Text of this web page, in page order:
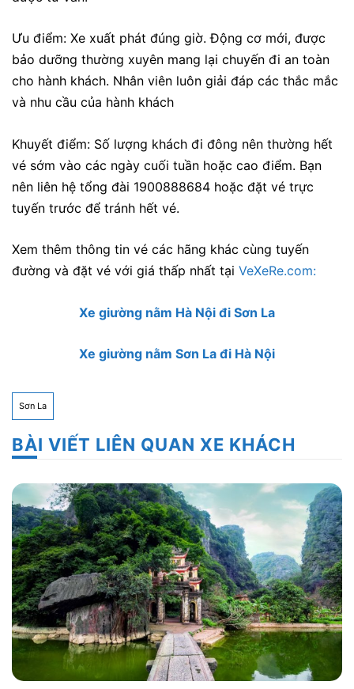
Ưu điểm: Xe xuất phát đúng giờ. Động cơ mới, được
bảo dưỡng thường xuyên mang lại chuyến đi an toàn
cho hành khách. Nhân viên luôn giải đáp các thắc mắc
và nhu cầu của hành khách
Khuyết điểm: Số lượng khách đi đông nên thường hết
vé sớm vào các ngày cuối tuần hoặc cao điểm. Bạn
nên liên hệ tổng đài 1900888684 hoặc đặt vé trực
tuyến trước để tránh hết vé.
Xem thêm thông tin vé các hãng khác cùng tuyến
đường và đặt vé với giá thấp nhất tại VeXeRe.com:
Xe giường nằm Hà Nội đi Sơn La
Xe giường nằm Sơn La đi Hà Nội
Sơn La
BÀI VIẾT LIÊN QUAN XE KHÁCH